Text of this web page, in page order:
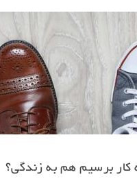
برسیم هم به زندگی؟